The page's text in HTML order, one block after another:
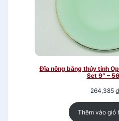
Đĩa nông bằng thủy tinh
Set 9″ –
264,385 ₫
Thêm vào giỏ